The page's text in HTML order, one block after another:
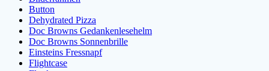
Button
Dehydrated Pizza
Doc Browns Gedankenlesehelm
Doc Browns Sonnenbrille
Einsteins Fressnapf
Flightcase